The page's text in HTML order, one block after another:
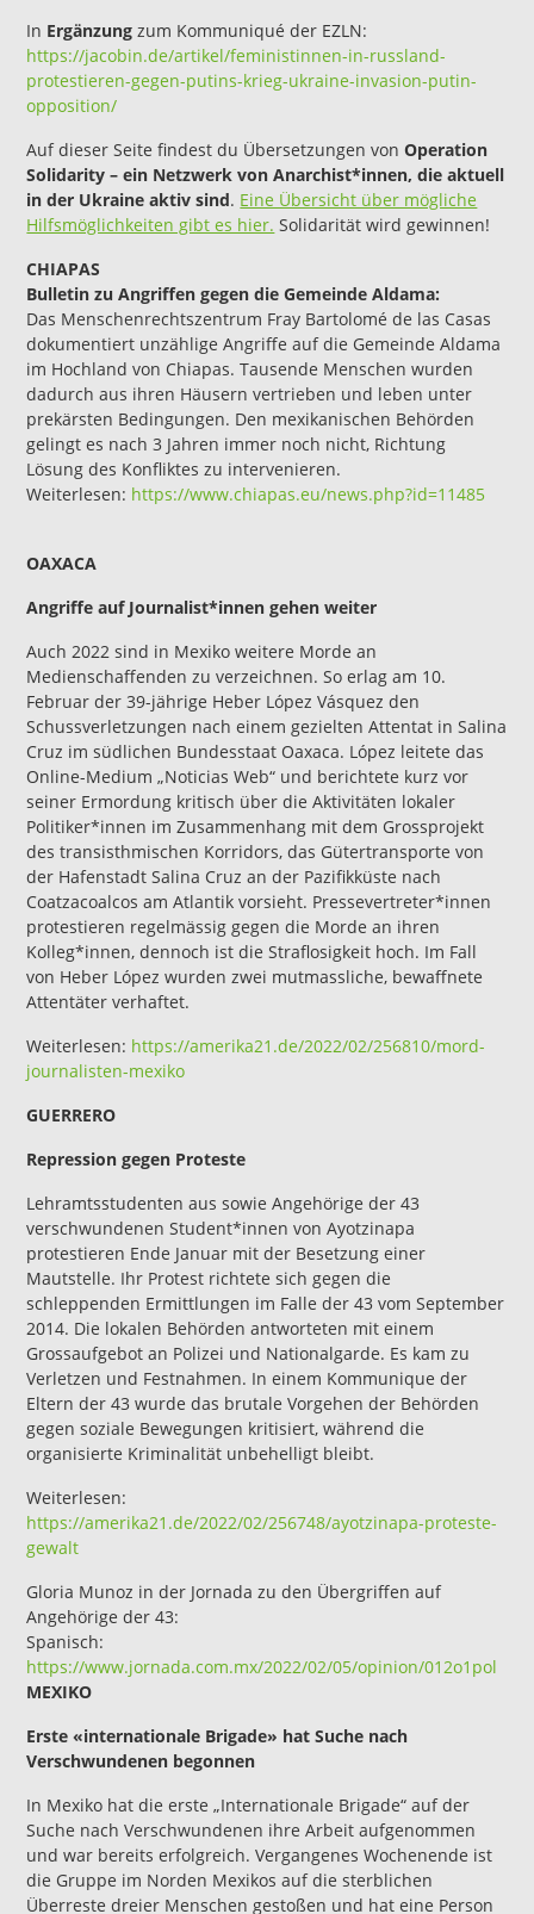
In Ergänzung zum Kommuniqué der EZLN:
https://jacobin.de/artikel/feministinnen-in-russland-
protestieren-gegen-putins-krieg-ukraine-invasion-putin-
opposition/
Auf dieser Seite findest du Übersetzungen vonOperation
Solidarity – ein Netzwerk von Anarchist*innen, die aktuell
in der Ukraine aktiv sind. Eine Übersicht über mögliche
Hilfsmöglichkeiten gibt es hier. Solidarität wird gewinnen!
CHIAPAS
Bulletin zu Angriffen gegen die Gemeinde Aldama:
Das Menschenrechtszentrum Fray Bartolomé de las Casas
dokumentiert unzählige Angriffe auf die Gemeinde Aldama
im Hochland von Chiapas. Tausende Menschen wurden
dadurch aus ihren Häusern vertrieben und leben unter
prekärsten Bedingungen. Den mexikanischen Behörden
gelingt es nach 3 Jahren immer noch nicht, Richtung
Lösung des Konfliktes zu intervenieren.
Weiterlesen: https://www.chiapas.eu/news.php?id=11485
OAXACA
Angriffe auf Journalist*innen gehen weiter
Auch 2022 sind in Mexiko weitere Morde an
Medienschaffenden zu verzeichnen. So erlag am 10.
Februar der 39-jährige Heber López Vásquez den
Schussverletzungen nach einem gezielten Attentat in Salina
Cruz im südlichen Bundesstaat Oaxaca. López leitete das
Online-Medium „Noticias Web“ und berichtete kurz vor
seiner Ermordung kritisch über die Aktivitäten lokaler
Politiker*innen im Zusammenhang mit dem Grossprojekt
des transisthmischen Korridors, das Gütertransporte von
der Hafenstadt Salina Cruz an der Pazifikküste nach
Coatzacoalcos am Atlantik vorsieht. Pressevertreter*innen
protestieren regelmässig gegen die Morde an ihren
Kolleg*innen, dennoch ist die Straflosigkeit hoch. Im Fall
von Heber López wurden zwei mutmassliche, bewaffnete
Attentäter verhaftet.
Weiterlesen: https://amerika21.de/2022/02/256810/mord-
journalisten-mexiko
GUERRERO
Repression gegen Proteste
Lehramtsstudenten aus sowie Angehörige der 43
verschwundenen Student*innen von Ayotzinapa
protestieren Ende Januar mit der Besetzung einer
Mautstelle. Ihr Protest richtete sich gegen die
schleppenden Ermittlungen im Falle der 43 vom September
2014. Die lokalen Behörden antworteten mit einem
Grossaufgebot an Polizei und Nationalgarde. Es kam zu
Verletzen und Festnahmen. In einem Kommunique der
Eltern der 43 wurde das brutale Vorgehen der Behörden
gegen soziale Bewegungen kritisiert, während die
organisierte Kriminalität unbehelligt bleibt.
Weiterlesen:
https://amerika21.de/2022/02/256748/ayotzinapa-proteste-
gewalt
Gloria Munoz in der Jornada zu den Übergriffen auf
Angehörige der 43:
Spanisch:
https://www.jornada.com.mx/2022/02/05/opinion/012o1pol
MEXIKO
Erste «internationale Brigade» hat Suche nach
Verschwundenen begonnen
In Mexiko hat die erste „Internationale Brigade“ auf der
Suche nach Verschwundenen ihre Arbeit aufgenommen
und war bereits erfolgreich. Vergangenes Wochenende ist
die Gruppe im Norden Mexikos auf die sterblichen
Überreste dreier Menschen gestoßen und hat eine Person